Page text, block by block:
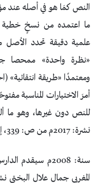
النص كمَا هو في أصله عند
ما اعتمده من نسخٍ خطية لا
علمية دقيقة تحدد الأصل
«نظرة واحدة» ممحصا
أمرَ الاختيارات المناسبة
للنص دون غيرها، وهو ما
نشرة: 2017م من ص: 339، إلى ص: 348.
سنة: 2008م سيقدم
المغربي جمال علال